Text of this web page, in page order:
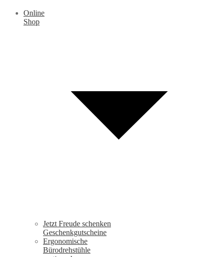
Online
Shop
Jetzt Freude schenken
Geschenkgutscheine
Ergonomische
Bürodrehstühle